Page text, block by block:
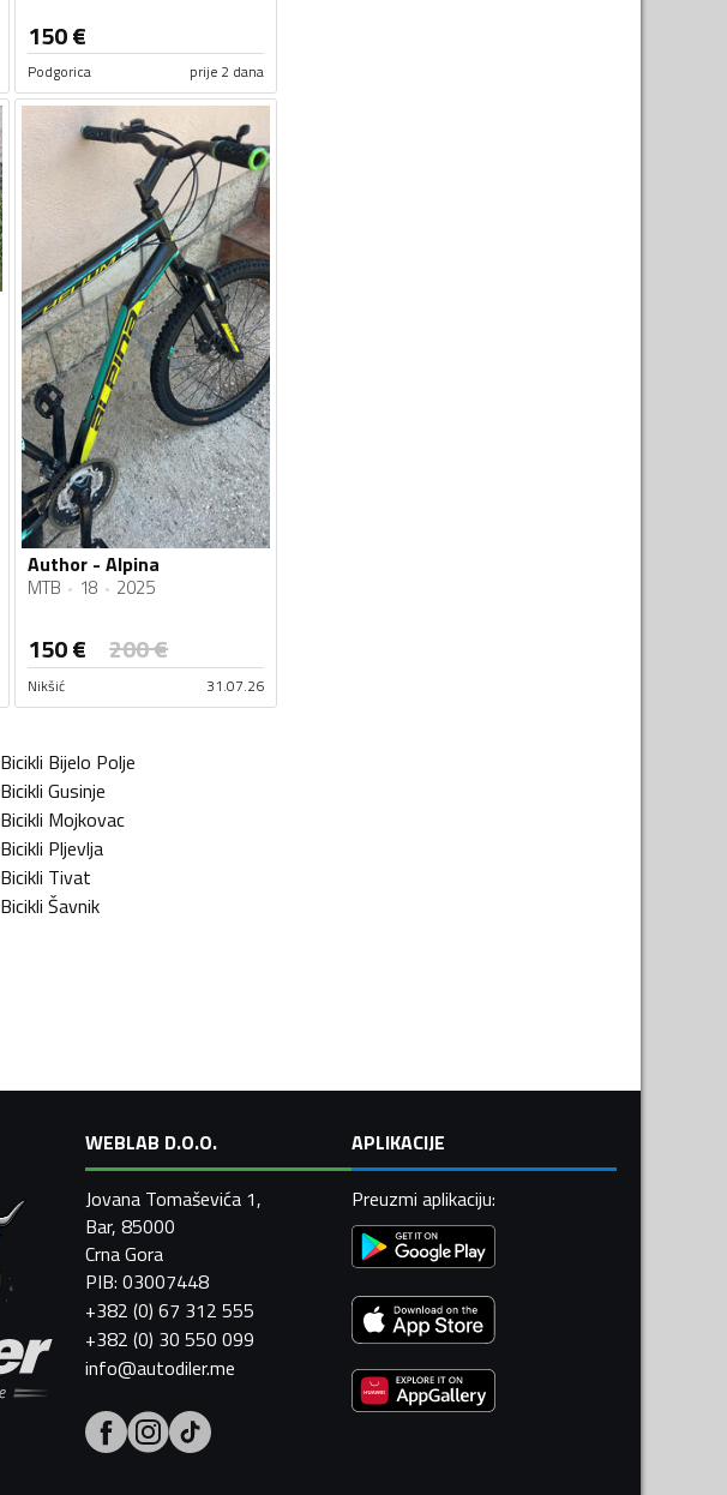
150€
Podgorica prije 2 dana
Author - Alpina
MTB 18 2025
150€ 200€
Nikšić 31.07.26
Bicikli Bijelo Polje
Bicikli Gusinje
Bicikli Mojkovac
Bicikli Pljevlja
Bicikli Tivat
Bicikli Šavnik
WEBLAB D.O.O.
Jovana Tomaševića 1,
Bar, 85000
Crna Gora
PIB: 03007448
+382 (0) 67 312 555
+382 (0) 30 550 099
info@autodiler.me
APLIKACIJE
Preuzmi aplikaciju: